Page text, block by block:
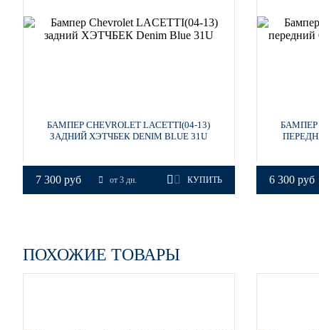
БАМПЕР CHEVROLET LACETTI(04-13)
ЗАДНИЙ ХЭТЧБЕК DENIM BLUE 31U
7 300 руб от 3 дн. КУПИТЬ
БАМПЕР
6 300 руб
ПОХОЖИЕ ТОВАРЫ